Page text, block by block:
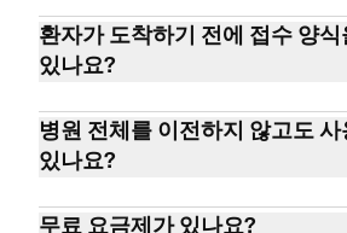
네. Carepatron은 수천 명의 정신
함하여 120개국 이상에서 행동
강, 의료 및 웰니스 진료에 종사하
이상의 다양한 임상의 유형이 사
니다.
환자가 도착하기 전에 접수 양
있나요?
네. 클라이언트 포털을 통해 양식
환자는 예약 전에 자신의 기기에
성할 수 있습니다.
병원 전체를 이전하지 않고도 사
있나요?
네. 무료 요금제로 시작하세요.
무료 요금제가 있나요?